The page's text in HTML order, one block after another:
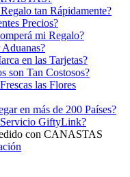
tan Rápidamente?
Precios?
mi Regalo?
en las Tarjetas?
son Tan Costosos?
las Flores
en más de 200 Países?
GiftyLink?
con CANASTAS